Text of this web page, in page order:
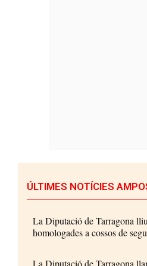
ÚLTIMES NOTÍCIES
La Diputació de Tarragona
homologades a cossos de
La Diputació de Tarragona